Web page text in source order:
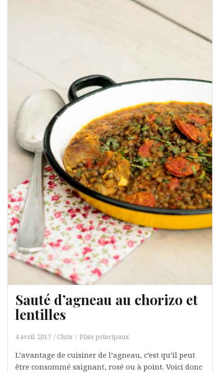
Sauté d’agneau au chorizo et
lentilles
4 avril, 2017 Chris Plats principaux
L’avantage de cuisiner de l’agneau, c’est qu’il peut
être consommé saignant, rosé ou à point. Voici donc